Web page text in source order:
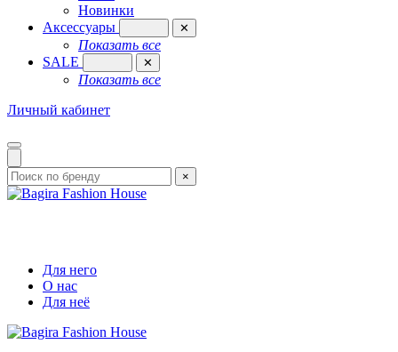
Новинки
Аксессуары
✕
Показать все
SALE
✕
Показать все
Личный кабинет
×
Для него
О нас
Для неё